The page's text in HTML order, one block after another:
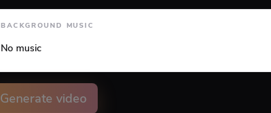
Animation type
BACKGROUND MUSIC
No music
Generate video